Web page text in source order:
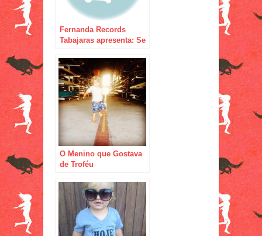
Fernanda Records
Tabajaras apresenta: Se
minha
O Menino que Gostava
de Troféu